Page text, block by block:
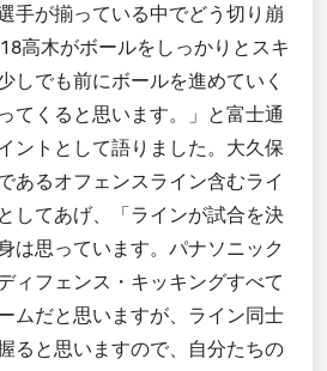
手が揃っている中でどう切り崩
高木がボールをしっかりとスキ
しでも前にボールを進めていく
てくると思います。」と富士通
ントとして語りました。大久保
あるオフェンスライン含むライ
してあげ、「ラインが試合を決
は思っています。パナソニック
ィフェンス・キッキングすべて
ムだと思いますが、ライン同士
ると思いますので、自分たちの